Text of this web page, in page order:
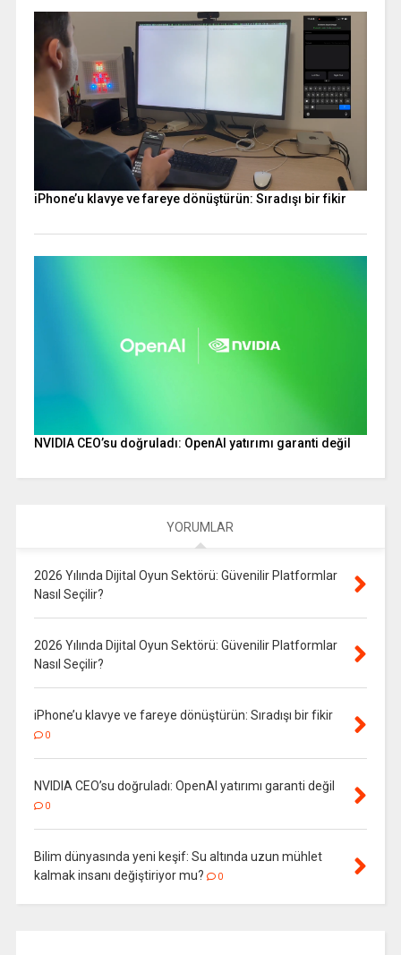
iPhone’u klavye ve fareye dönüştürün: Sıradışı bir fikir
NVIDIA CEO’su doğruladı: OpenAI yatırımı garanti değil
YORUMLAR
2026 Yılında Dijital Oyun Sektörü: Güvenilir Platformlar
Nasıl Seçilir?
2026 Yılında Dijital Oyun Sektörü: Güvenilir Platformlar
Nasıl Seçilir?
iPhone’u klavye ve fareye dönüştürün: Sıradışı bir fikir
0
NVIDIA CEO’su doğruladı: OpenAI yatırımı garanti değil
0
Bilim dünyasında yeni keşif: Su altında uzun mühlet
kalmak insanı değiştiriyor mu?
0